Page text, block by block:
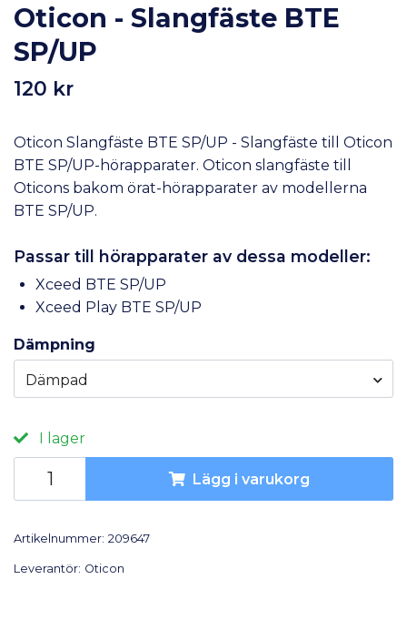
Oticon - Slangfäste BTE
SP/UP
120 kr
Oticon Slangfäste BTE SP/UP - Slangfäste till Oticon
BTE SP/UP-hörapparater. Oticon slangfäste till
Oticons bakom örat-hörapparater av modellerna
BTE SP/UP.
Passar till hörapparater av dessa modeller:
Xceed BTE SP/UP
Xceed Play BTE SP/UP
Dämpning
Dämpad
I lager
Lägg i varukorg
Artikelnummer: 209647
Leverantör: Oticon